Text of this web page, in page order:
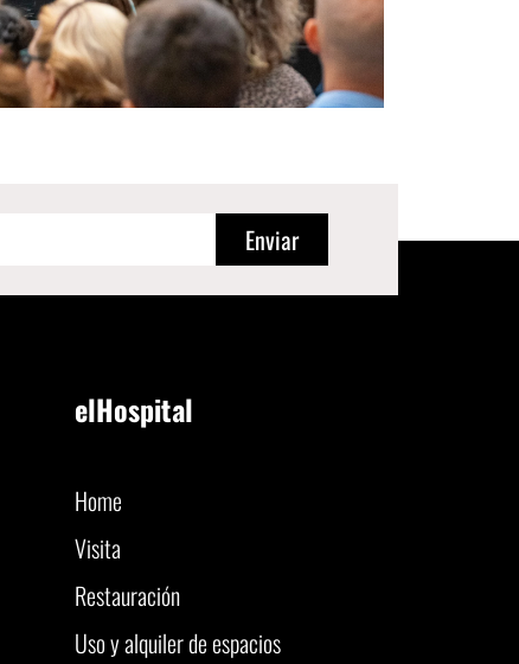
Enviar
elHospital
Home
Visita
Restauración
Uso y alquiler de espacios